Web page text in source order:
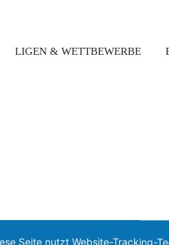
LIGEN & WETTBEWERBE
Seite nutzt Website-Tracking-